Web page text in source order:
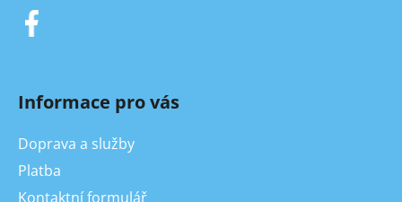
Informace pro vás
Doprava a služby
Platba
Kontaktní formulář